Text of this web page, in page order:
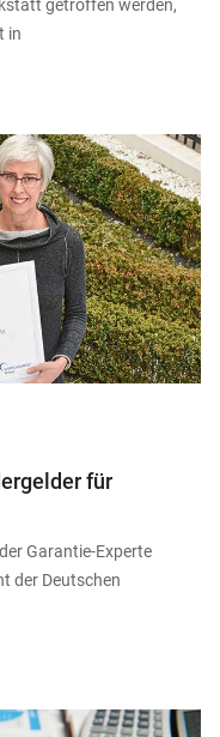
getroffen werden,
in
für
Garantie-Experte
der Deutschen